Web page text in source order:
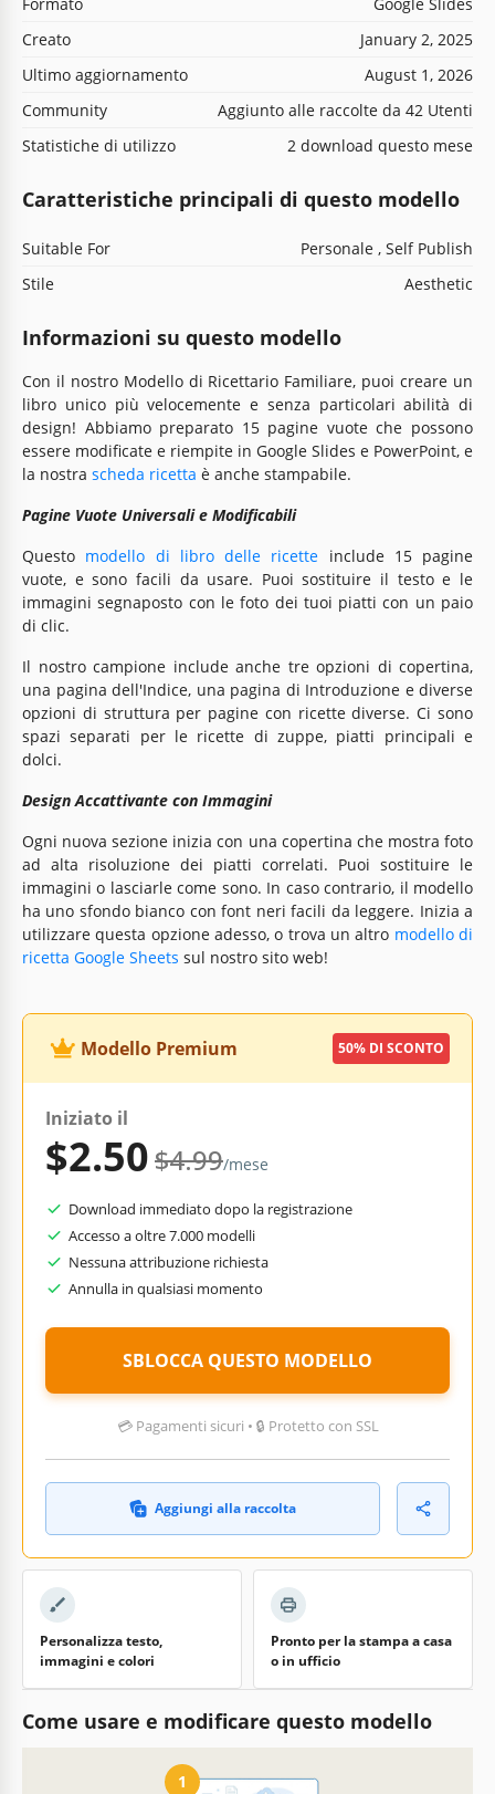
Creato
January 2, 2025
Ultimo aggiornamento
August 1, 2026
Community
Aggiunto alle raccolte da 42 Utenti
Statistiche di utilizzo
2 download questo mese
Caratteristiche principali di questo modello
Suitable For
Personale , Self Publish
Stile
Aesthetic
Informazioni su questo modello
Con il nostro Modello di Ricettario Familiare, puoi creare un
libro unico più velocemente e senza particolari abilità di
design! Abbiamo preparato 15 pagine vuote che possono
essere modificate e riempite in Google Slides e PowerPoint, e
la nostra scheda ricetta è anche stampabile.
Pagine Vuote Universali e Modificabili
Questo modello di libro delle ricette include 15 pagine
vuote, e sono facili da usare. Puoi sostituire il testo e le
immagini segnaposto con le foto dei tuoi piatti con un paio
di clic.
Il nostro campione include anche tre opzioni di copertina,
una pagina dell'Indice, una pagina di Introduzione e diverse
opzioni di struttura per pagine con ricette diverse. Ci sono
spazi separati per le ricette di zuppe, piatti principali e
dolci.
Design Accattivante con Immagini
Ogni nuova sezione inizia con una copertina che mostra foto
ad alta risoluzione dei piatti correlati. Puoi sostituire le
immagini o lasciarle come sono. In caso contrario, il modello
ha uno sfondo bianco con font neri facili da leggere. Inizia a
utilizzare questa opzione adesso, o trova un altro modello di
ricetta Google Sheets sul nostro sito web!
Modello Premium 50% DI SCONTO
Iniziato il
$2.50$4.99/mese
Download immediato dopo la registrazione
Accesso a oltre 7.000 modelli
Nessuna attribuzione richiesta
Annulla in qualsiasi momento
SBLOCCA QUESTO MODELLO
💳 Pagamenti sicuri • 🔒 Protetto con SSL
Aggiungi alla raccolta
Personalizza testo,
immagini e colori
Pronto per la stampa a casa
o in ufficio
Come usare e modificare questo modello
1